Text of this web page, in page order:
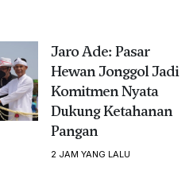
Jaro Ade: Pasar
Hewan Jonggol Jadi
Komitmen Nyata
Dukung Ketahanan
Pangan
2 JAM YANG LALU